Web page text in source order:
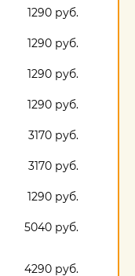
1290 руб.
1290 руб.
1290 руб.
1290 руб.
3170 руб.
3170 руб.
1290 руб.
5040 руб.
4290 руб.